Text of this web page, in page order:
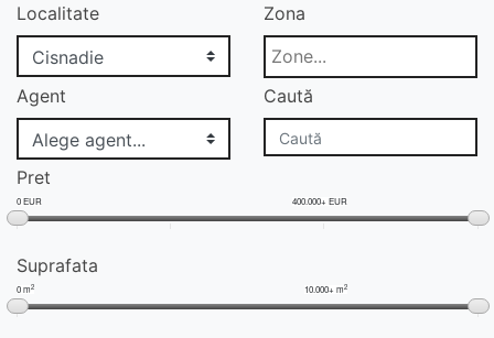
Localitate Zona
Agent Caută
Pret
0 EUR 400.000+ EUR
Suprafata
0 m2 10.000+ m2